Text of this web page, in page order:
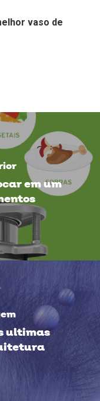
vaso de
em um
ultimas